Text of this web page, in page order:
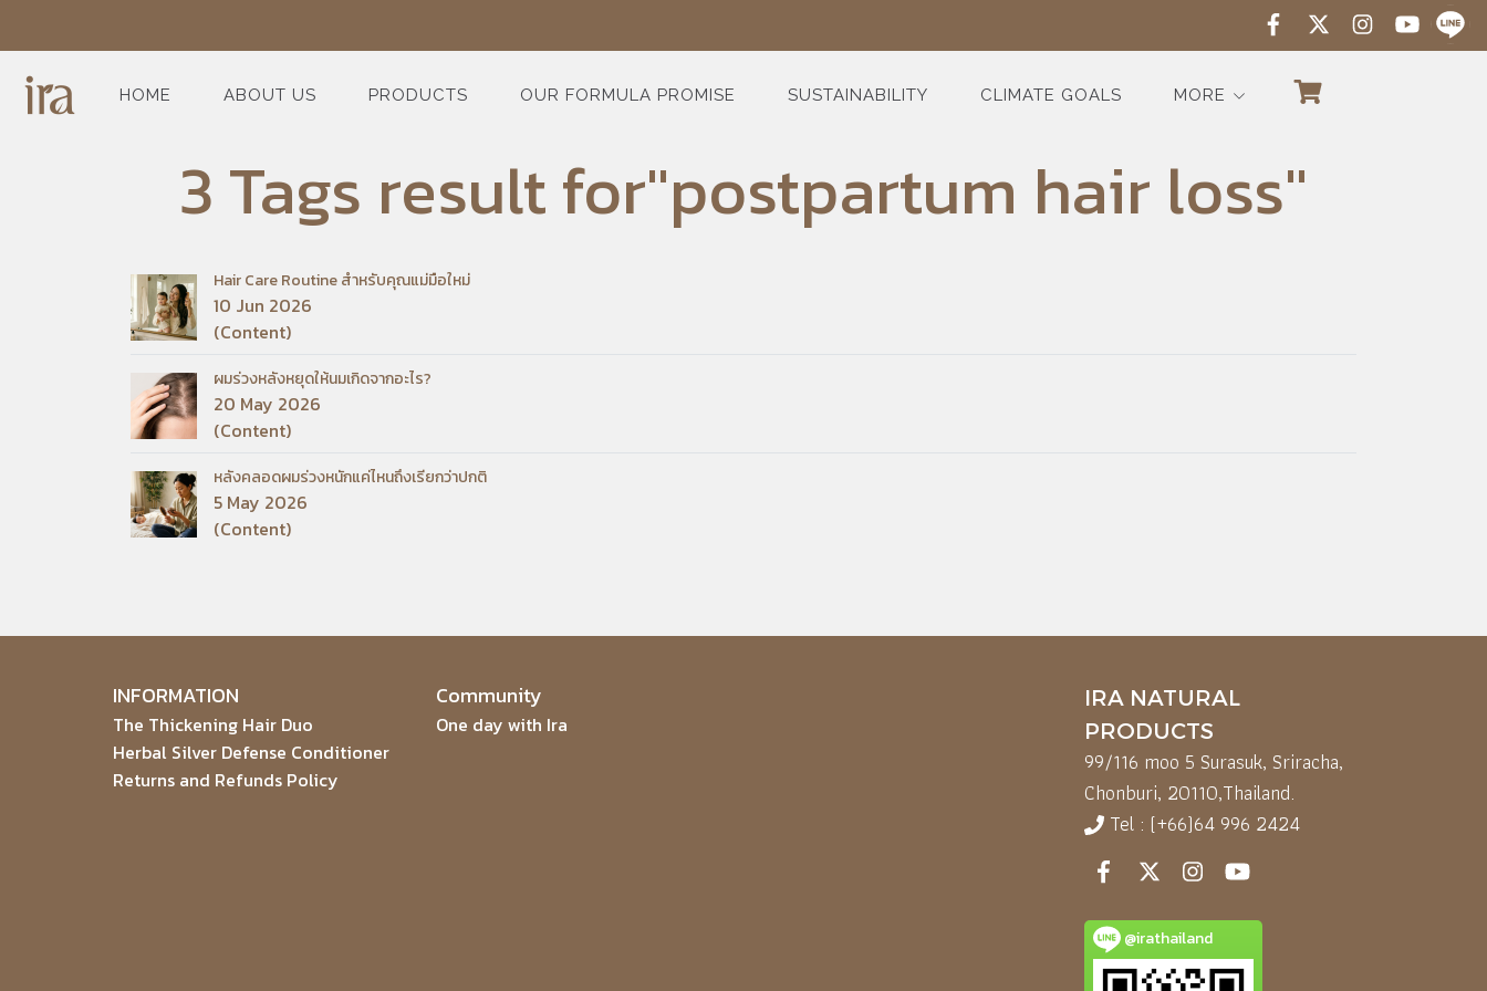
HOME ABOUT US PRODUCTS OUR FORMULA PROMISE SUSTAINABILITY CLIMATE GOALS MORE
3 Tags result for"postpartum hair loss"
Hair Care Routine สำหรับคุณแม่มือใหม่
10 Jun 2026
(Content)
ผมร่วงหลังหยุดให้นมเกิดจากอะไร?
20 May 2026
(Content)
หลังคลอดผมร่วงหนักแค่ไหนถึงเรียกว่าปกติ
5 May 2026
(Content)
INFORMATION
The Thickening Hair Duo
Herbal Silver Defense Conditioner
Returns and Refunds Policy
Community
One day with Ira
IRA NATURAL
PRODUCTS
99/116 moo 5 Surasuk, Sriracha,
Chonburi, 20110,Thailand.
Tel : (+66)64 996 2424
@irathailand